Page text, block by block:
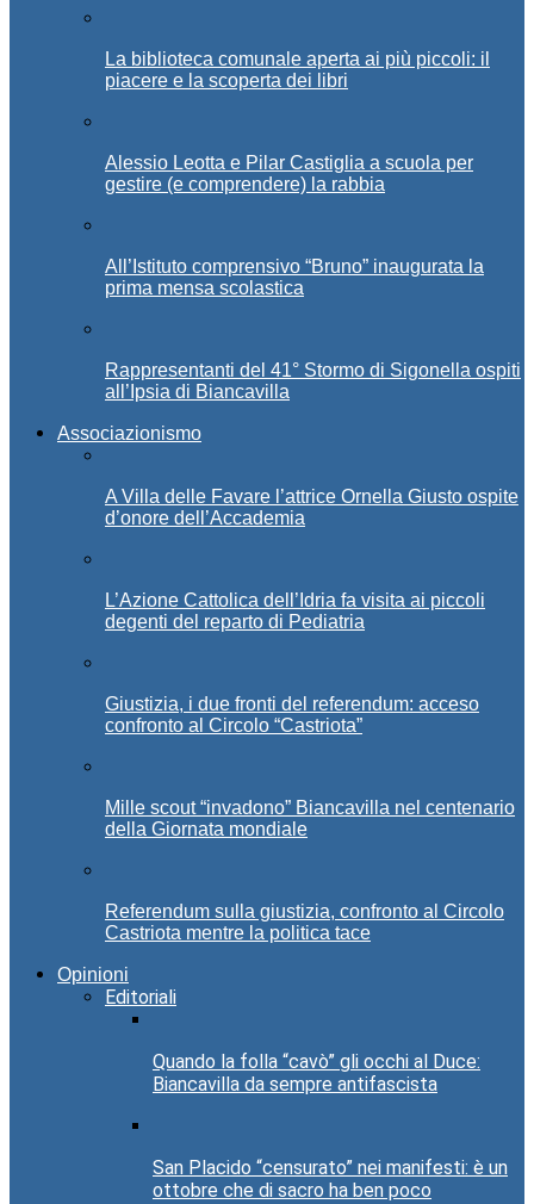
La biblioteca comunale aperta ai più piccoli: il
piacere e la scoperta dei libri
Alessio Leotta e Pilar Castiglia a scuola per
gestire (e comprendere) la rabbia
All’Istituto comprensivo “Bruno” inaugurata la
prima mensa scolastica
Rappresentanti del 41° Stormo di Sigonella ospiti
all’Ipsia di Biancavilla
Associazionismo
A Villa delle Favare l’attrice Ornella Giusto ospite
d’onore dell’Accademia
L’Azione Cattolica dell’Idria fa visita ai piccoli
degenti del reparto di Pediatria
Giustizia, i due fronti del referendum: acceso
confronto al Circolo “Castriota”
Mille scout “invadono” Biancavilla nel centenario
della Giornata mondiale
Referendum sulla giustizia, confronto al Circolo
Castriota mentre la politica tace
Opinioni
Editoriali
Quando la folla “cavò” gli occhi al Duce:
Biancavilla da sempre antifascista
San Placido “censurato” nei manifesti: è un
ottobre che di sacro ha ben poco